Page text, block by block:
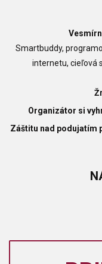
Smartbuddy,
internetu, cieľová
Organizátor si
Záštitu nad podujatím